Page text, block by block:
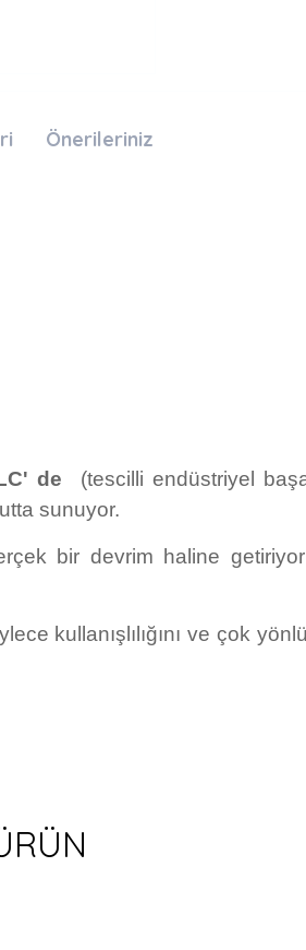
Önerileriniz
de
(tescilli endüstriyel
sunuyor.
bir devrim haline
kullanışlılığını ve çok